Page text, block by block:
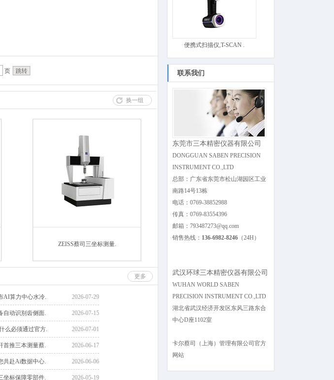
便携式扫描仪,T-SCAN .
联系我们
东莞市三本精密仪器有限公司
DONGGUAN SABEN PRECISION
INSTRUMENT CO.,LTD
总部：广东省东莞市松山湖园区工业
南路14号13栋
电话：0769-38852988
传真：0769-83554396
邮箱：793487273@qq.com
销售热线： 136-6982-8246 （24H）
武汉环球三本精密仪器有限公司
WUHAN WORLD SABEN
PRECISION INSTRUMENT CO.,LTD
湖北省武汉经济开发区东风三路东合
中心D座1102室
卡尔蔡司（上海）管理有限公司官方
网站
页
换一组
ZEISS蔡司三坐标测量.
更多
2026-07-29
AI算力中心水冷.
2026-07-15
自动识别齿侧面.
2026-07-01
么必须通过官方.
2026-06-17
首推三本测量蔡.
2026-06-06
共赴Ai数据中心.
2026-05-19
坐标保障零部件.